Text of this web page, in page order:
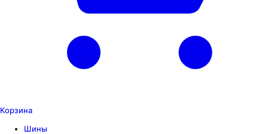
Корзина
Шины